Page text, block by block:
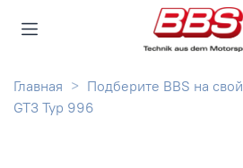
Главная Подберите BBS на свой
GT3 Typ 996